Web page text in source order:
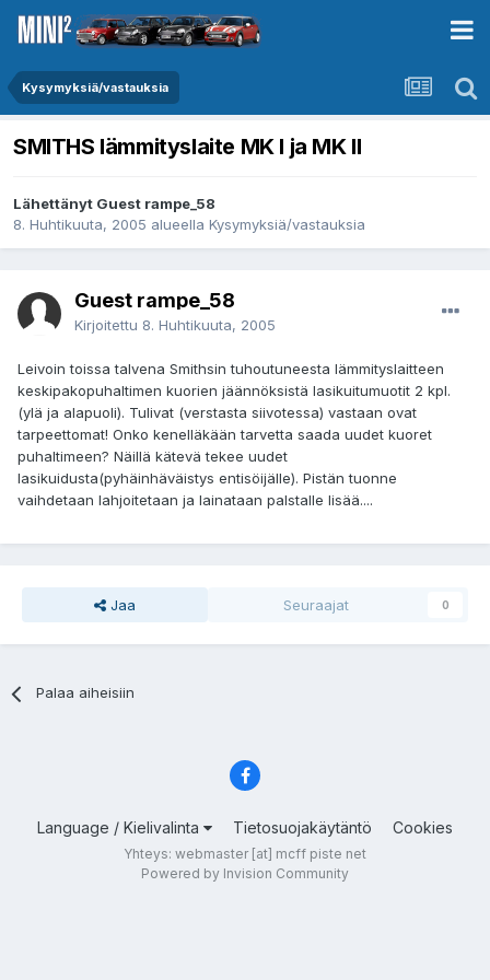
Kysymyksiä/vastauksia
SMITHS lämmityslaite MK I ja MK II
Lähettänyt Guest rampe_58
8. Huhtikuuta, 2005 alueella Kysymyksiä/vastauksia
Guest rampe_58
Kirjoitettu 8. Huhtikuuta, 2005
Leivoin toissa talvena Smithsin tuhoutuneesta lämmityslaitteen
keskipakopuhaltimen kuorien jäännöksistä lasikuitumuotit 2 kpl.
(ylä ja alapuoli). Tulivat (verstasta siivotessa) vastaan ovat
tarpeettomat! Onko kenelläkään tarvetta saada uudet kuoret
puhaltimeen? Näillä kätevä tekee uudet
lasikuidusta(pyhäinhäväistys entisöijälle). Pistän tuonne
vaihdetaan lahjoitetaan ja lainataan palstalle lisää....
Jaa Seuraajat 0
Palaa aiheisiin
Language / Kielivalinta Tietosuojakäytäntö Cookies
Yhteys: webmaster [at] mcff piste net
Powered by Invision Community